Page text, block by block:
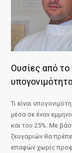
Ουσίες από το
Τι είναι
μέσα σε έναν
και του 25%. Με
ζευγαριών θα
επαφών χωρίς